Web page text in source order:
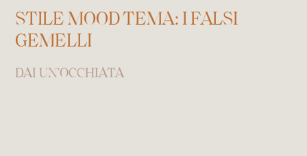
STILE MOOD TEMA: I FALSI
GEMELLI
DAI UN'OCCHIATA